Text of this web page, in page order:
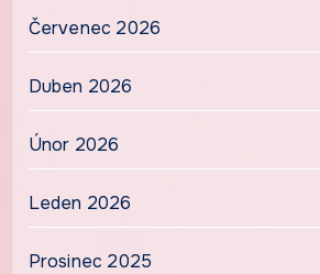
Červenec 2026
Duben 2026
Únor 2026
Leden 2026
Prosinec 2025